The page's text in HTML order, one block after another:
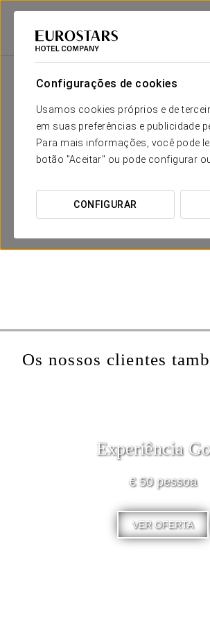
Configurações de cookies
Usamos cookies próprios e de
em suas preferências e publicidade
Para mais informações, você pode
botão "Aceitar" ou pode configurar
CONFIGURAR
Eurostars Hotel Company
Os nossos clientes
Experiência
€ 50 pessoa
VER OFERTA